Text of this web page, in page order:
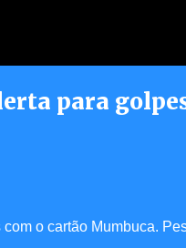
moradores
para
o cartão Mumbuca.